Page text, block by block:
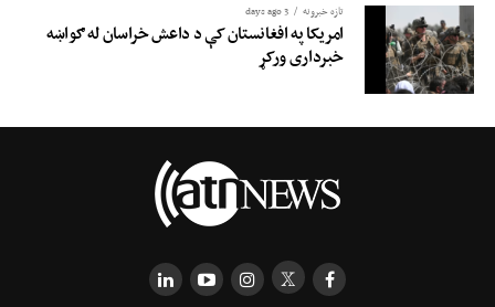
تازه خبرونه 3 days ago
امریکا په افغانستان کې د داعش خراسان له ګواښه
خبرداری ورکړ